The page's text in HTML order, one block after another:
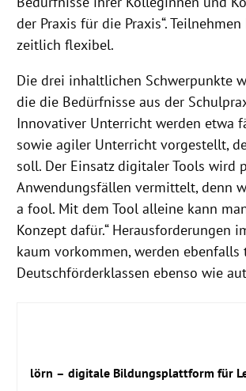
der Praxis für die Praxis“.
zeitlich flexibel.
Die drei inhaltlichen Schwerpunkte
die die Bedürfnisse aus der
Innovativer Unterricht werden etwa
sowie agiler Unterricht vorgestellt,
soll. Der Einsatz digitaler Tools
Anwendungsfällen vermittelt, denn
a fool. Mit dem Tool alleine kann
Konzept dafür.“ Herausforderungen
kaum vorkommen, werden
Deutschförderklassen ebenso wie
lörn – digitale Bildungsplattform für